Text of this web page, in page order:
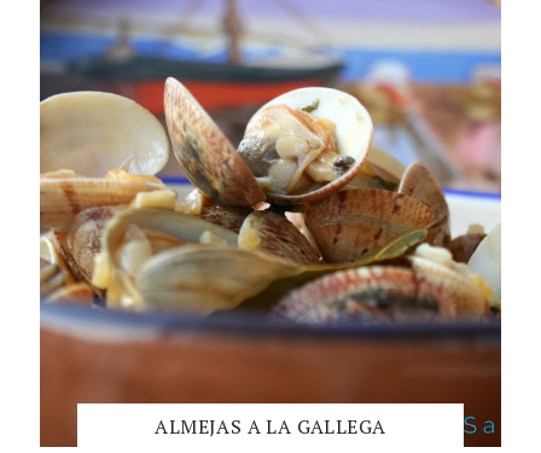
ALMEJAS A LA GALLEGA